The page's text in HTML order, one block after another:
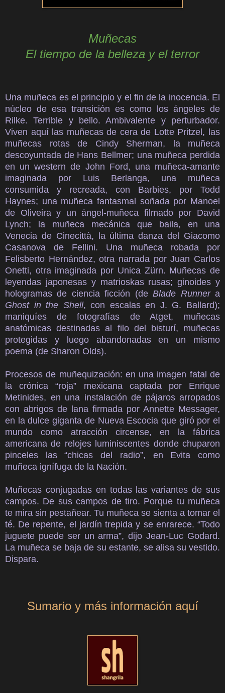
Muñecas
El tiempo de la belleza y el terror
Una muñeca es el principio y el fin de la inocencia. El
núcleo de esa transición es como los ángeles de
Rilke. Terrible y bello. Ambivalente y perturbador.
Viven aquí las muñecas de cera de Lotte Pritzel, las
muñecas rotas de Cindy Sherman, la muñeca
descoyuntada de Hans Bellmer; una muñeca perdida
en un western de John Ford, una muñeca-amante
imaginada por Luis Berlanga, una muñeca
consumida y recreada, con Barbies, por Todd
Haynes; una muñeca fantasmal soñada por Manoel
de Oliveira y un ángel-muñeca filmado por David
Lynch; la muñeca mecánica que baila, en una
Venecia de Cinecittà, la última danza del Giacomo
Casanova de Fellini. Una muñeca robada por
Felisberto Hernández, otra narrada por Juan Carlos
Onetti, otra imaginada por Unica Zürn. Muñecas de
leyendas japonesas y matrioskas rusas; ginoides y
hologramas de ciencia ficción (deBlade Runnera
Ghost in the Shell, con escalas en J. G. Ballard);
maniquíes de fotografías de Atget, muñecas
anatómicas destinadas al filo del bisturí, muñecas
protegidas y luego abandonadas en un mismo
poema (de Sharon Olds).
Procesos de muñequización: en una imagen fatal de
la crónica “roja” mexicana captada por Enrique
Metinides, en una instalación de pájaros arropados
con abrigos de lana firmada por Annette Messager,
en la dulce giganta de Nueva Escocia que giró por el
mundo como atracción circense, en la fábrica
americana de relojes luminiscentes donde chuparon
pinceles las “chicas del radio”, en Evita como
muñeca ignífuga de la Nación.
Muñecas conjugadas en todas las variantes de sus
campos. De sus campos de tiro. Porque tu muñeca
te mira sin pestañear. Tu muñeca se sienta a tomar el
té. De repente, el jardín trepida y se enrarece. “Todo
juguete puede ser un arma”, dijo Jean-Luc Godard.
La muñeca se baja de su estante, se alisa su vestido.
Dispara.
Sumario y más información aquí